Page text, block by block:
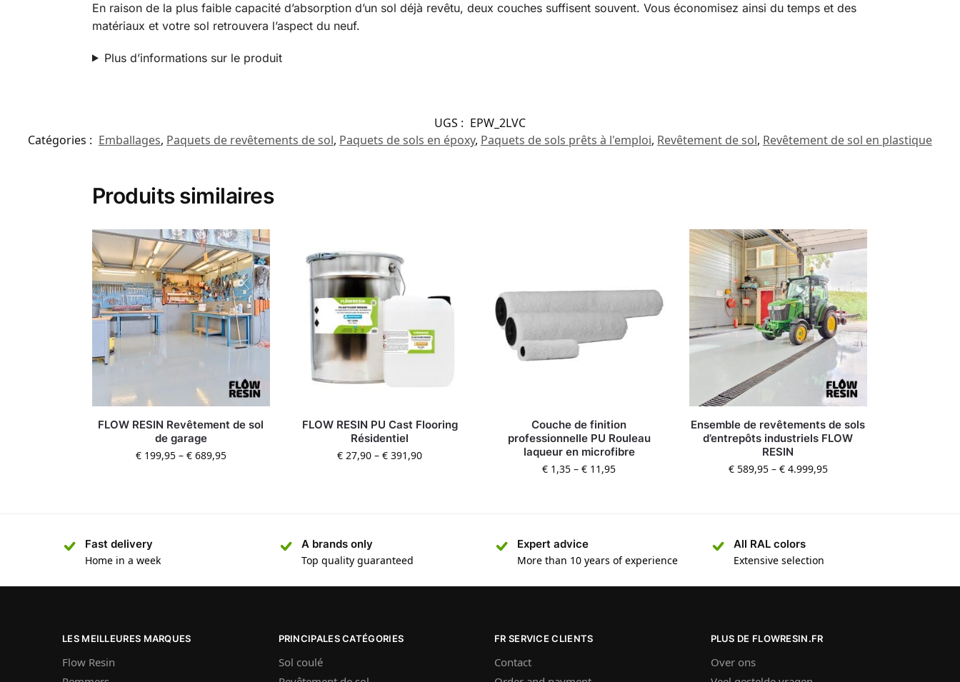
En raison de la plus faible capacité d’absorption d’un sol déjà revêtu, deux couches suffisent souvent. Vous économisez ainsi du temps et des
matériaux et votre sol retrouvera l’aspect du neuf.
Plus d’informations sur le produit
UGS : EPW_2LVC
Catégories : Emballages, Paquets de revêtements de sol, Paquets de sols en époxy, Paquets de sols prêts à l'emploi, Revêtement de sol, Revêtement de sol en plastique
Produits similaires
FLOW RESIN Revêtement de sol
de garage
€199,95– €689,95
FLOW RESIN PU Cast Flooring
Résidentiel
€ 27,90 –€ 391,90
Couche de finition
professionnelle PU Rouleau
laqueur en microfibre
€ 1,35 –€ 11,95
Ensemble de revêtements de sols
d’entrepôts industriels FLOW
RESIN
€589,95– €4.999,95
Fast delivery
Home in a week
A brands only
Top quality guaranteed
Expert advice
More than 10 years of experience
All RAL colors
Extensive selection
LES MEILLEURES MARQUES
Flow Resin
PRINCIPALES CATÉGORIES
Sol coulé
FR SERVICE CLIENTS
Contact
PLUS DE FLOWRESIN.FR
Over ons